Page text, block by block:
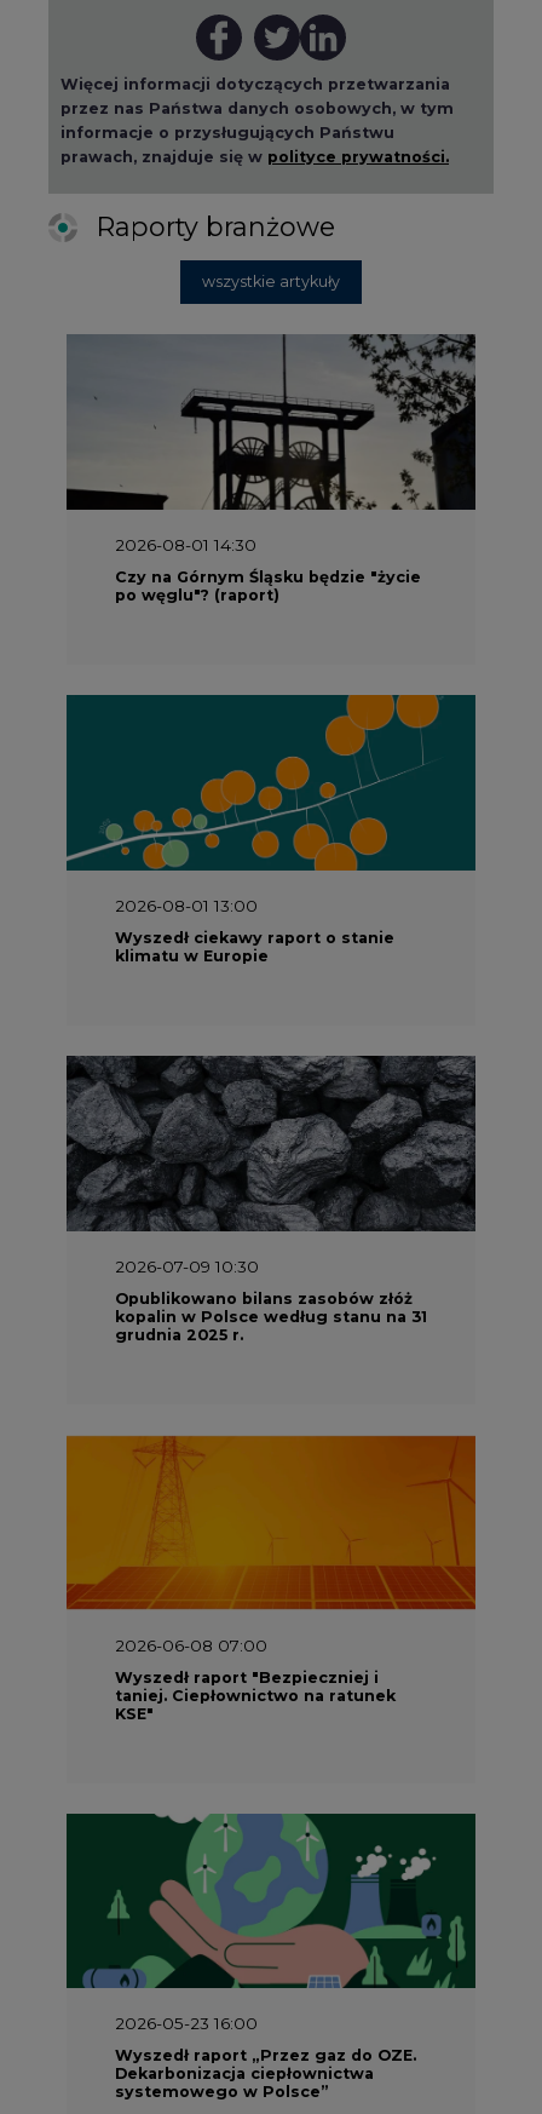
Więcej informacji dotyczących przetwarzania
przez nas Państwa danych osobowych, w tym
informacje o przysługujących Państwu
prawach, znajduje się w polityce prywatności.
Raporty branżowe
wszystkie artykuły
2026-08-01 14:30
Czy na Górnym Śląsku będzie "życie
po węglu"? (raport)
2026-08-01 13:00
Wyszedł ciekawy raport o stanie
klimatu w Europie
2026-07-09 10:30
Opublikowano bilans zasobów złóż
kopalin w Polsce według stanu na 31
grudnia 2025 r.
2026-06-08 07:00
Wyszedł raport "Bezpieczniej i
taniej. Ciepłownictwo na ratunek
KSE"
2026-05-23 16:00
Wyszedł raport „Przez gaz do OZE.
Dekarbonizacja ciepłownictwa
systemowego w Polsce”